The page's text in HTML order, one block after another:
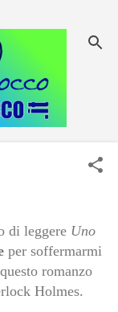
di leggere Uno
per soffermarmi
romanzo
Holmes.